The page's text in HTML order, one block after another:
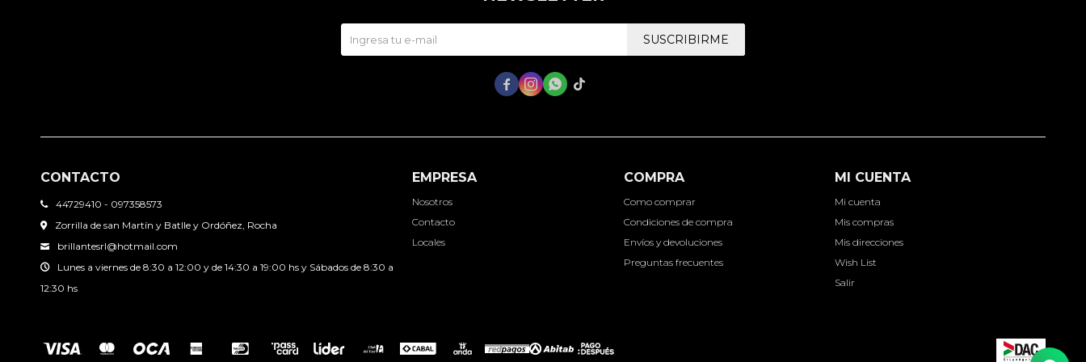
CONTACTO
44729410 - 097358573
Zorrilla de san Martín y Batlle y Ordóñez, Rocha
brillantesrl@hotmail.com
Lunes a viernes de 8:30 a 12:00 y de 14:30 a 19:00 hs y Sábados de 8:30 a
12:30 hs
EMPRESA
Nosotros
Contacto
Locales
COMPRA
Como comprar
Condiciones de compra
Envíos y devoluciones
Preguntas frecuentes
MI CUENTA
Mi cuenta
Mis compras
Mis direcciones
Wish List
Salir
SUSCRIBIRME
   